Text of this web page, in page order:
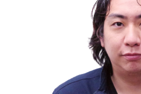
〒171-0014 東京都豊島区池袋2
西池袋第一生命ビルディング5階